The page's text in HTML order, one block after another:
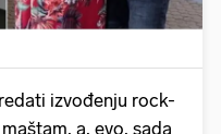
izvođenju rock-
a, evo, sada